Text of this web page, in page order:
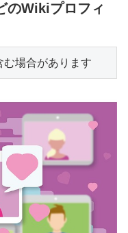
のWikiプロフィ
場合があります